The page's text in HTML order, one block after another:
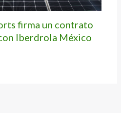
firma un contrato
Iberdrola México